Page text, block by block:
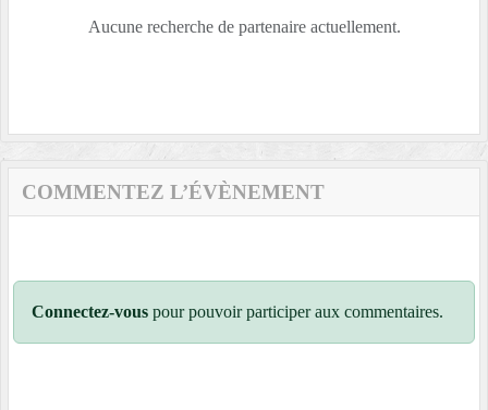
Aucune recherche de partenaire actuellement.
COMMENTEZ L’ÉVÈNEMENT
Connectez-vous pour pouvoir participer aux commentaires.